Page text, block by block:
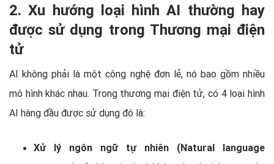
2. Xu hướng loại hình AI thường hay
được sử dụng trong Thương mại điện
tử
AI không phải là một công nghệ đơn lẻ, nó bao gồm nhiều
mô hình khác nhau. Trong thương mại điện tử, có 4 loại hình
AI hàng đầu được sử dụng đó là:
Xử lý ngôn ngữ tự nhiên (Natural language